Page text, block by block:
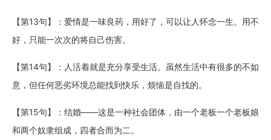
【第13句】：爱情是一味良药，用好了，可以让人怀念一生。用不
好，只能一次次的将自己伤害。
【第14句】：人活着就是充分享受生活。虽然生活中有很多的不如
意，但任何恶劣环境总能找到快乐，烦恼是自找的。
【第15句】：结婚——这是一种社会团体，由一个老板一个老板娘
和两个奴隶组成，四者合而为二。